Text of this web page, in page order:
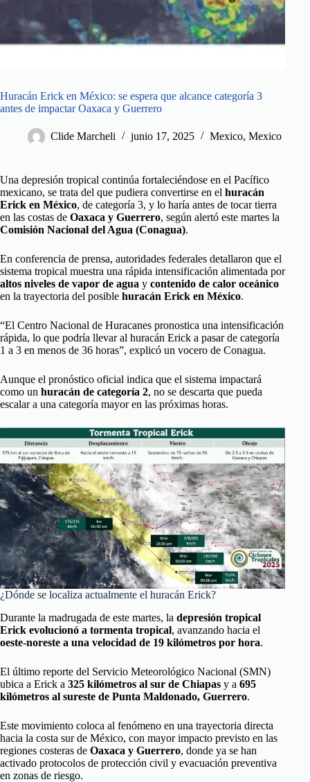
Huracán Erick en México: se espera que alcance categoría 3
antes de impactar Oaxaca y Guerrero
Clide Marcheli junio 17, 2025 Mexico, Mexico
Una depresión tropical continúa fortaleciéndose en el Pacífico
mexicano, se trata del que pudiera convertirse en el huracán
Erick en México, de categoría 3, y lo haría antes de tocar tierra
en las costas de Oaxaca y Guerrero, según alertó este martes la
Comisión Nacional del Agua (Conagua).
En conferencia de prensa, autoridades federales detallaron que el
sistema tropical muestra una rápida intensificación alimentada por
altos niveles de vapor de agua y contenido de calor oceánico
en la trayectoria del posible huracán Erick en México.
“El Centro Nacional de Huracanes pronostica una intensificación
rápida, lo que podría llevar al huracán Erick a pasar de categoría
1 a 3 en menos de 36 horas”, explicó un vocero de Conagua.
Aunque el pronóstico oficial indica que el sistema impactará
como un huracán de categoría 2, no se descarta que pueda
escalar a una categoría mayor en las próximas horas.
¿Dónde se localiza actualmente el huracán Erick?
Durante la madrugada de este martes, la depresión tropical
Erick evolucionó a tormenta tropical, avanzando hacia el
oeste-noreste a una velocidad de 19 kilómetros por hora.
El último reporte del Servicio Meteorológico Nacional (SMN)
ubica a Erick a 325 kilómetros al sur de Chiapas y a 695
kilómetros al sureste de Punta Maldonado, Guerrero.
Este movimiento coloca al fenómeno en una trayectoria directa
hacia la costa sur de México, con mayor impacto previsto en las
regiones costeras de Oaxaca y Guerrero, donde ya se han
activado protocolos de protección civil y evacuación preventiva
en zonas de riesgo.